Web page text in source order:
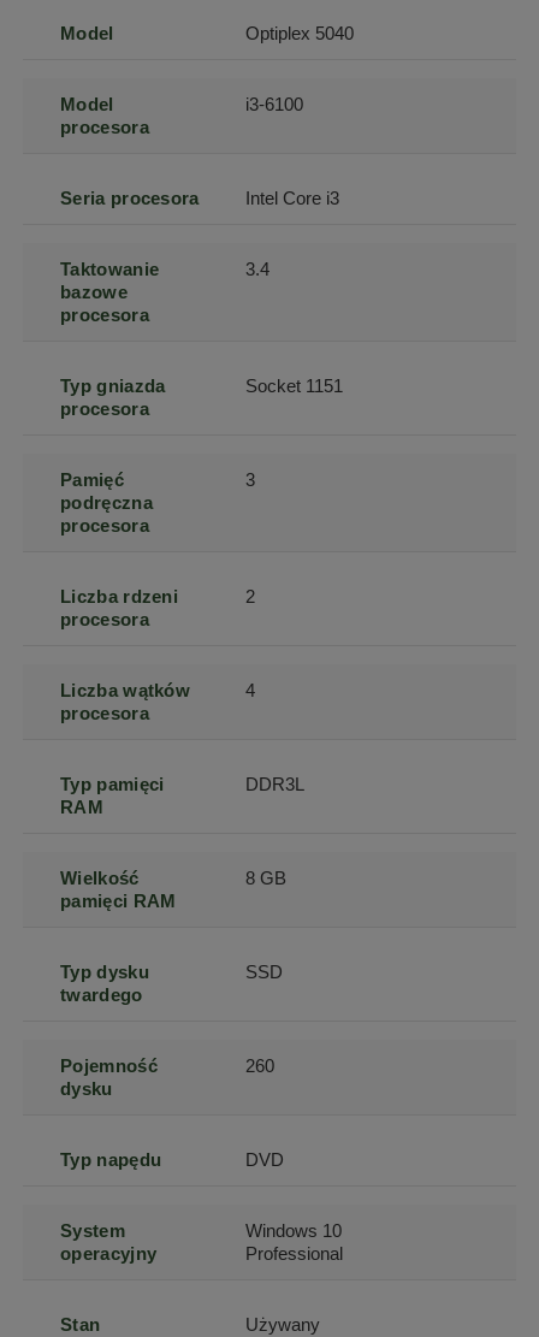
Model Optiplex 5040
Model
procesora
i3-6100
Seria procesora Intel Core i3
Taktowanie
bazowe
procesora
3.4
Typ gniazda
procesora
Socket 1151
Pamięć
podręczna
procesora
3
Liczba rdzeni
procesora
2
Liczba wątków
procesora
4
Typ pamięci
RAM
DDR3L
Wielkość
pamięci RAM
8 GB
Typ dysku
twardego
SSD
Pojemność
dysku
260
Typ napędu DVD
System
operacyjny
Windows 10
Professional
Stan Używany